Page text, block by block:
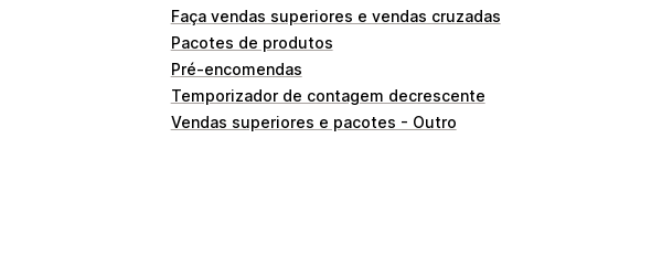
Faça vendas superiores e vendas cruzadas
Pacotes de produtos
Pré-encomendas
Temporizador de contagem decrescente
Vendas superiores e pacotes - Outro